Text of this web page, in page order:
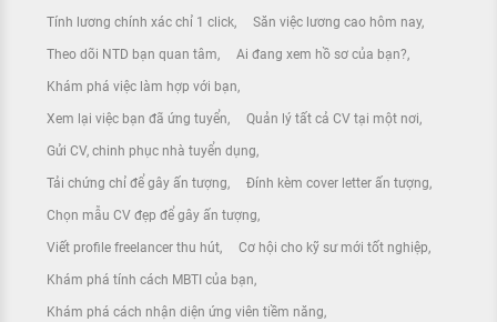
Tính lương chính xác chỉ 1 click Săn việc lương cao hôm nay
Theo dõi NTD bạn quan tâm Ai đang xem hồ sơ của bạn?
Khám phá việc làm hợp với bạn
Xem lại việc bạn đã ứng tuyển Quản lý tất cả CV tại một nơi
Gửi CV, chinh phục nhà tuyển dụng
Tải chứng chỉ để gây ấn tượng Đính kèm cover letter ấn tượng
Chọn mẫu CV đẹp để gây ấn tượng
Viết profile freelancer thu hút Cơ hội cho kỹ sư mới tốt nghiệp
Khám phá tính cách MBTI của bạn
Khám phá cách nhận diện ứng viên tiềm năng